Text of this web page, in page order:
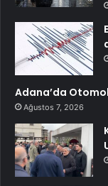
Adana’da
Ağustos 7, 2026